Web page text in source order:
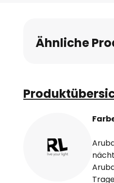
Bildgalerie
springen
Ähnliche